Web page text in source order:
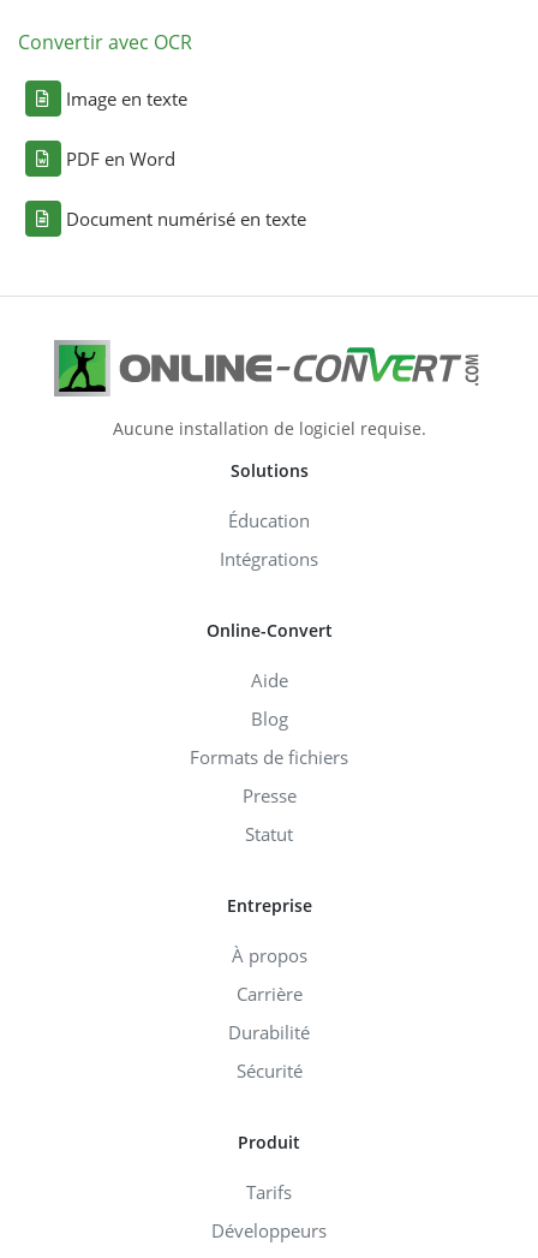
Convertir avec OCR
Image en texte
PDF en Word
Document numérisé en texte
Aucune installation de logiciel requise.
Solutions
Éducation
Intégrations
Online-Convert
Aide
Blog
Formats de fichiers
Presse
Statut
Entreprise
À propos
Carrière
Durabilité
Sécurité
Produit
Tarifs
Développeurs